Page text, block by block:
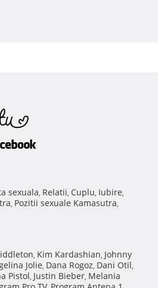
sexuala, Relatii, Cuplu, Iubire,
, Pozitii sexuale Kamasutra,
, Kim Kardashian, Johnny
Jolie, Dana Rogoz, Dani Otil,
Pistol, Justin Bieber, Melania